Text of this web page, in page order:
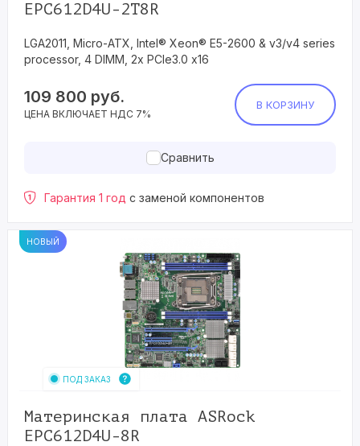
EPC612D4U-2T8R
LGA2011, Micro-ATX, Intel® Xeon® E5-2600 & v3/v4 series
processor, 4 DIMM, 2x PCIe3.0 x16
109 800 руб.
ЦЕНА ВКЛЮЧАЕТ НДС 7%
В КОРЗИНУ
Сравнить
Гарантия 1 год с заменой компонентов
НОВЫЙ
ПОД ЗАКАЗ
Материнская плата ASRock
EPC612D4U-8R